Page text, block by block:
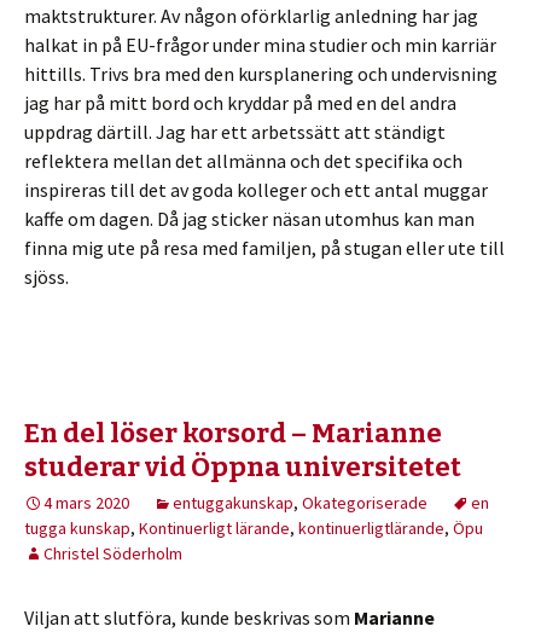
maktstrukturer. Av någon oförklarlig anledning har jag
halkat in på EU-frågor under mina studier och min karriär
hittills. Trivs bra med den kursplanering och undervisning
jag har på mitt bord och kryddar på med en del andra
uppdrag därtill. Jag har ett arbetssätt att ständigt
reflektera mellan det allmänna och det specifika och
inspireras till det av goda kolleger och ett antal muggar
kaffe om dagen. Då jag sticker näsan utomhus kan man
finna mig ute på resa med familjen, på stugan eller ute till
sjöss.
En del löser korsord – Marianne
studerar vid Öppna universitetet
4 mars 2020 entuggakunskap, Okategoriserade
en
tugga kunskap, Kontinuerligt lärande, kontinuerligtlärande, Öpu
Christel Söderholm
Viljan att slutföra, kunde beskrivas som Marianne